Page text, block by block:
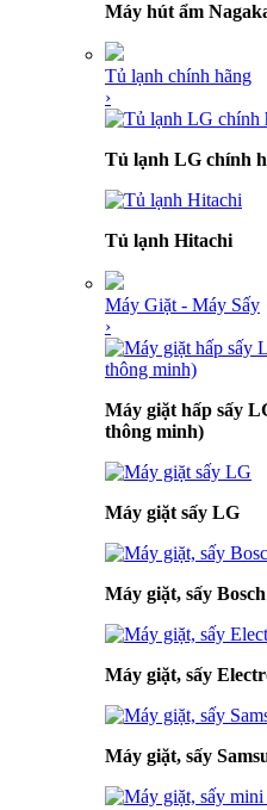
Máy hút ẩm
Tủ lạnh chính hãng
›
Tủ lạnh LG chính
Tủ lạnh Hitachi
Máy Giặt - Máy Sấy
›
Máy giặt hấp sấy
thông minh)
Máy giặt sấy LG
Máy giặt, sấy Bosch
Máy giặt, sấy
Máy giặt, sấy